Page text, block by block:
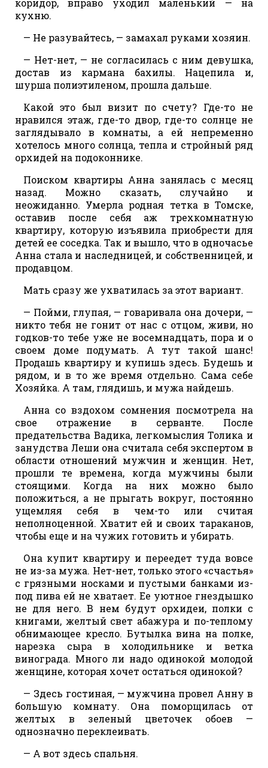
коридор, вправо уходил маленький — на
кухню.
— Не разувайтесь, — замахал руками хозяин.
— Нет-нет, — не согласилась с ним девушка,
достав из кармана бахилы. Нацепила и,
шурша полиэтиленом, прошла дальше.
Какой это был визит по счету? Где-то не
нравился этаж, где-то двор, где-то солнце не
заглядывало в комнаты, а ей непременно
хотелось много солнца, тепла и стройный ряд
орхидей на подоконнике.
Поиском квартиры Анна занялась с месяц
назад. Можно сказать, случайно и
неожиданно. Умерла родная тетка в Томске,
оставив после себя аж трехкомнатную
квартиру, которую изъявила приобрести для
детей ее соседка. Так и вышло, что в одночасье
Анна стала и наследницей, и собственницей, и
продавцом.
Мать сразу же ухватилась за этот вариант.
— Пойми, глупая, — говаривала она дочери, —
никто тебя не гонит от нас с отцом, живи, но
годков-то тебе уже не восемнадцать, пора и о
своем доме подумать. А тут такой шанс!
Продашь квартиру и купишь здесь. Будешь и
рядом, и в то же время отдельно. Сама себе
Хозяйка. А там, глядишь, и мужа найдешь.
Анна со вздохом сомнения посмотрела на
свое отражение в серванте. После
предательства Вадика, легкомыслия Толика и
занудства Леши она считала себя экспертом в
области отношений мужчин и женщин. Нет,
прошли те времена, когда мужчины были
стоящими. Когда на них можно было
положиться, а не прыгать вокруг, постоянно
ущемляя себя в чем-то или считая
неполноценной. Хватит ей и своих тараканов,
чтобы еще и на чужих готовить и убирать.
Она купит квартиру и переедет туда вовсе
не из-за мужа. Нет-нет, только этого «счастья»
с грязными носками и пустыми банками из-
под пива ей не хватает. Ее уютное гнездышко
не для него. В нем будут орхидеи, полки с
книгами, желтый свет абажура и по-теплому
обнимающее кресло. Бутылка вина на полке,
нарезка сыра в холодильнике и ветка
винограда. Много ли надо одинокой молодой
женщине, которая хочет остаться одинокой?
— Здесь гостиная, — мужчина провел Анну в
большую комнату. Она поморщилась от
желтых в зеленый цветочек обоев —
однозначно переклеивать.
— А вот здесь спальня.